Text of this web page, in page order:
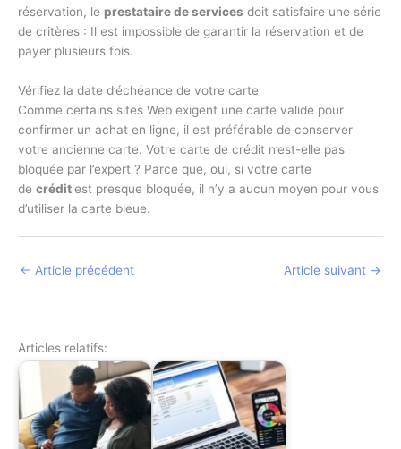
réservation, le prestataire de services doit satisfaire une série
de critères : Il est impossible de garantir la réservation et de
payer plusieurs fois.
Vérifiez la date d’échéance de votre carte
Comme certains sites Web exigent une carte valide pour
confirmer un achat en ligne, il est préférable de conserver
votre ancienne carte. Votre carte de crédit n’est-elle pas
bloquée par l’expert ? Parce que, oui, si votre carte
de créditest presque bloquée, il n’y a aucun moyen pour vous
d’utiliser la carte bleue.
← Article précédent Article suivant →
Articles relatifs: